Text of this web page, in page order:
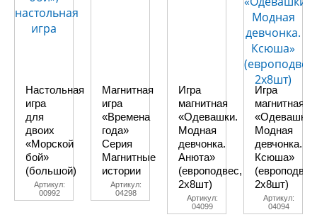
Настольная
игра
для
двоих
«Морской
бой»
(большой)
Артикул:
00992
Магнитная
игра
«Времена
года»
Серия
Магнитные
истории
Артикул:
04298
Игра
магнитная
«Одевашки.
Модная
девчонка.
Анюта»
(европодвес,
2х8шт)
Артикул:
04099
Игра
магнитная
«Одевашки.
Модная
девчонка.
Ксюша»
2х8шт)
Артикул:
04094